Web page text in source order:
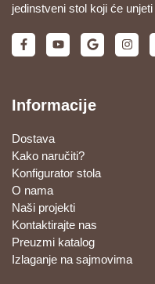
jedinstveni stol koji će
Informacije
Dostava
Kako naručiti?
Konfigurator stola
O nama
Naši projekti
Kontaktirajte nas
Preuzmi katalog
Izlaganje na sajmovima